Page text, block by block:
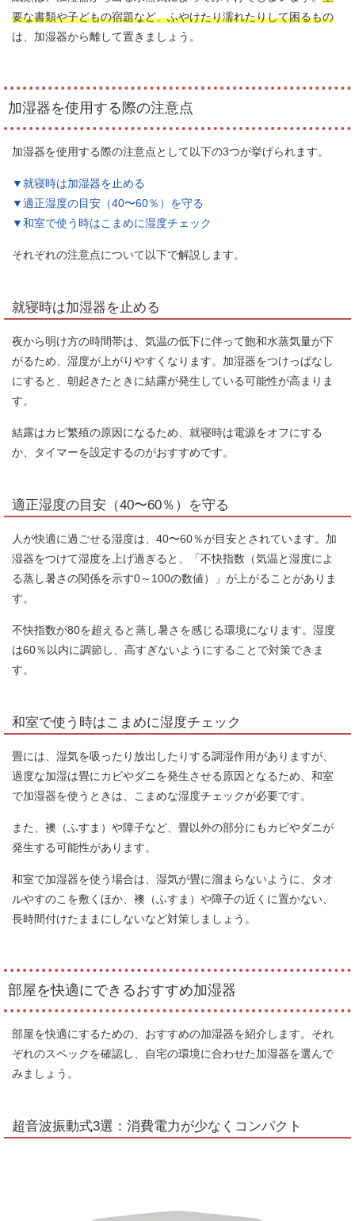
要な書類や子どもの宿題など、ふやけたり濡れたりして困るもの
は、加湿器から離して置きましょう。
加湿器を使用する際の注意点
加湿器を使用する際の注意点として以下の3つが挙げられます。
▼就寝時は加湿器を止める
▼適正湿度の目安（40〜60％）を守る
▼和室で使う時はこまめに湿度チェック
それぞれの注意点について以下で解説します。
就寝時は加湿器を止める
夜から明け方の時間帯は、気温の低下に伴って飽和水蒸気量が下
がるため、湿度が上がりやすくなります。加湿器をつけっぱなし
にすると、朝起きたときに結露が発生している可能性が高まりま
す。
結露はカビ繁殖の原因になるため、就寝時は電源をオフにする
か、タイマーを設定するのがおすすめです。
適正湿度の目安（40〜60％）を守る
人が快適に過ごせる湿度は、40〜60％が目安とされています。加
湿器をつけて湿度を上げ過ぎると、「不快指数（気温と湿度によ
る蒸し暑さの関係を示す0～100の数値）」が上がることがありま
す。
不快指数が80を超えると蒸し暑さを感じる環境になります。湿度
は60％以内に調節し、高すぎないようにすることで対策できま
す。
和室で使う時はこまめに湿度チェック
畳には、湿気を吸ったり放出したりする調湿作用がありますが、
過度な加湿は畳にカビやダニを発生させる原因となるため、和室
で加湿器を使うときは、こまめな湿度チェックが必要です。
また、襖（ふすま）や障子など、畳以外の部分にもカビやダニが
発生する可能性があります。
和室で加湿器を使う場合は、湿気が畳に溜まらないように、タオ
ルやすのこを敷くほか、襖（ふすま）や障子の近くに置かない、
長時間付けたままにしないなど対策しましょう。
部屋を快適にできるおすすめ加湿器
部屋を快適にするための、おすすめの加湿器を紹介します。それ
ぞれのスペックを確認し、自宅の環境に合わせた加湿器を選んで
みましょう。
超音波振動式3選：消費電力が少なくコンパクト